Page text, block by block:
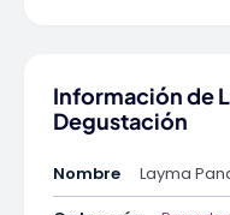
Información de
Degustación
Nombre
Layma